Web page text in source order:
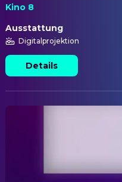
Kino 8
Ausstattung
Digitalprojektion
Details